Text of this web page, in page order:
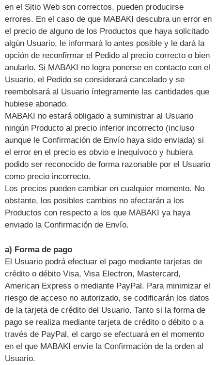
en el Sitio Web son correctos, pueden producirse
errores. En el caso de que MABAKI descubra un error en
el precio de alguno de los Productos que haya solicitado
algún Usuario, le informará lo antes posible y le dará la
opción de reconfirmar el Pedido al precio correcto o bien
anularlo. Si MABAKI no logra ponerse en contacto con el
Usuario, el Pedido se considerará cancelado y se
reembolsará al Usuario íntegramente las cantidades que
hubiese abonado.
MABAKI no estará obligado a suministrar al Usuario
ningún Producto al precio inferior incorrecto (incluso
aunque le Confirmación de Envío haya sido enviada) si
el error en el precio es obvio e inequívoco y hubiera
podido ser reconocido de forma razonable por el Usuario
como precio incorrecto.
Los precios pueden cambiar en cualquier momento. No
obstante, los posibles cambios no afectarán a los
Productos con respecto a los que MABAKI ya haya
enviado la Confirmación de Envío.
a) Forma de pago
El Usuario podrá efectuar el pago mediante tarjetas de
crédito o débito Visa, Visa Electron, Mastercard,
American Express o mediante PayPal. Para minimizar el
riesgo de acceso no autorizado, se codificarán los datos
de la tarjeta de crédito del Usuario. Tanto si la forma de
pago se realiza mediante tarjeta de crédito o débito o a
través de PayPal, el cargo se efectuará en el momento
en el que MABAKI envíe la Confirmación de la orden al
Usuario.